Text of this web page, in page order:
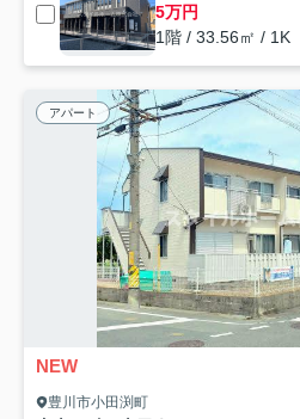
5万円
1階 / 33.56㎡ / 1K
アパート
NEW
豊川市小田渕町